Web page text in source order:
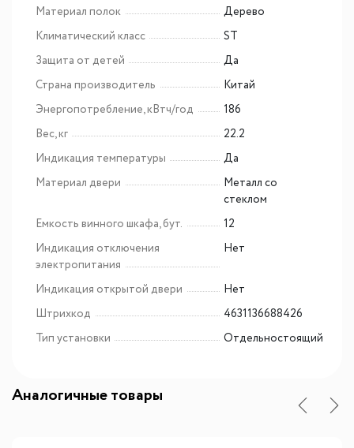
Материал полок
Дерево
Климатический класс
ST
Защита от детей
Да
Страна производитель
Китай
Энергопотребление, кВтч/год
186
Вес, кг
22.2
Индикация температуры
Да
Материал двери
Металл со
стеклом
Емкость винного шкафа, бут.
12
Индикация отключения
электропитания
Нет
Индикация открытой двери
Нет
Штрихкод
4631136688426
Тип установки
Отдельностоящий
Аналогичные товары